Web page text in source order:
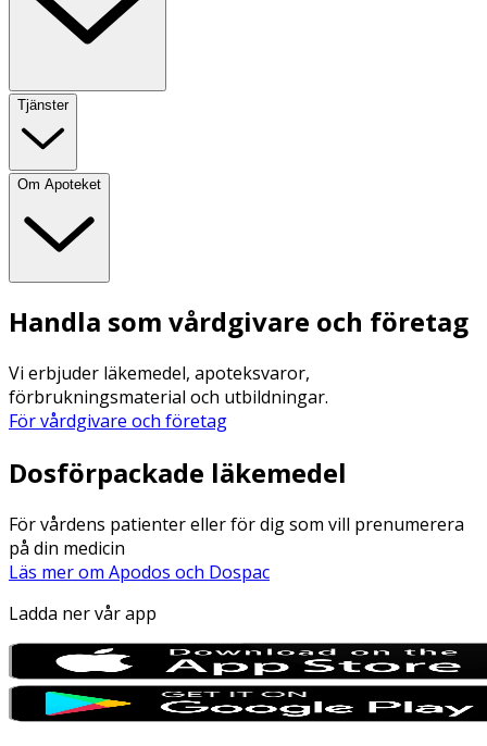
Tjänster
Om Apoteket
Handla som vårdgivare och företag
Vi erbjuder läkemedel, apoteksvaror,
förbrukningsmaterial och utbildningar.
För vårdgivare och företag
Dosförpackade läkemedel
För vårdens patienter eller för dig som vill prenumerera
på din medicin
Läs mer om Apodos och Dospac
Ladda ner vår app